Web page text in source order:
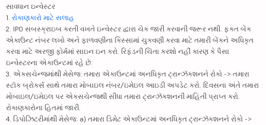
સાવધાન ઇન્વેસ્ટર
1. રોકાણકારો માટે સલાહ
2. IPO સબસ્ક્રાઇબ કરતી વખતે ઇન્વેસ્ટર દ્વારા ચેક જારી કરવાની જરૂર નથી. ફક્ત બેંક
એકાઉન્ટ નંબર લખો અને ફાળવણીના કિસ્સામાં ચુકવણી કરવા માટે તમારી બેંકને અધિકૃત
કરવા માટે અરજી ફોર્મમાં સાઇન ઇન કરો. રિફંડની ચિંતા કરશો નહીં કારણ કે પૈસા
ઇન્વેસ્ટરના એકાઉન્ટમાં રહે છે.
3. એક્સચેન્જમાંથી મેસેજ: તમારા એકાઉન્ટમાં અનધિકૃત ટ્રાન્ઝૅક્શનને રોકો -> તમારા
સ્ટૉક બ્રોકર્સ સાથે તમારા મોબાઇલ નંબર/ઇમેઇલ આઇડી અપડેટ કરો. દિવસના અંતે તમારા
મોબાઇલ/ઇમેઇલ પર એક્સચેન્જથી સીધા તમારા ટ્રાન્ઝૅક્શનની માહિતી પ્રાપ્ત કરો.
રોકાણકારોના હિતમાં જારી.
4. ડિપોઝિટરીમાંથી મેસેજ: a) તમારા ડિમેટ એકાઉન્ટમાં અનધિકૃત ટ્રાન્ઝૅક્શનને રોકો ->